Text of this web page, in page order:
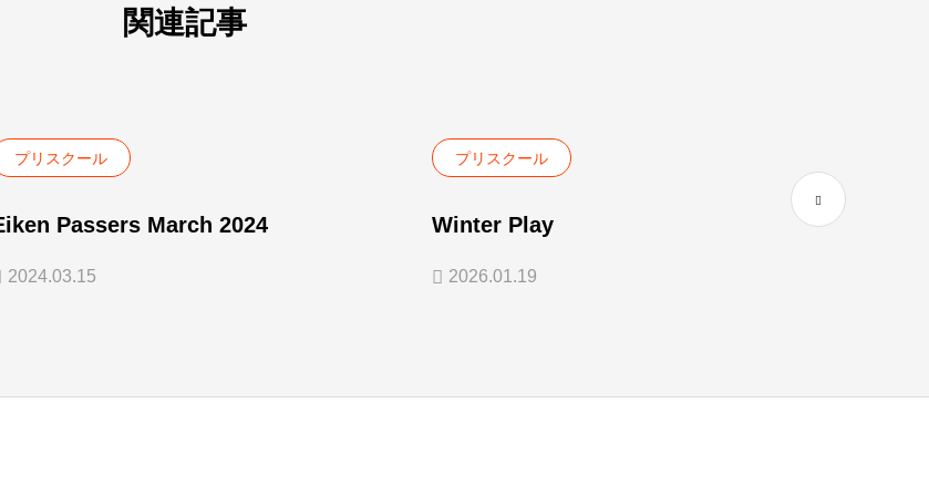
関連記事
プリスクール
Passers March 2024
2024.03.15
プリスクール
Winter Play
2026.01.19